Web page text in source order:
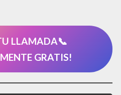
LLAMADA📞​
GRATIS!